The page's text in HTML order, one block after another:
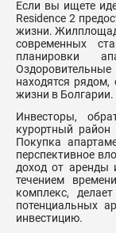
Если вы ищете
Residence 2
жизни.
современных
планировки
находятся
жизни в Болгарии.
Инвесторы,
курортный
Покупка
перспективное
доход от аренды
течением
комплекс,
потенциальных
инвестицию.